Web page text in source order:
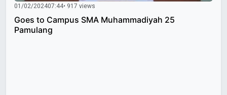
01/02/202407:44• 917 views
Goes to Campus SMA Muhammadiyah 25
Pamulang